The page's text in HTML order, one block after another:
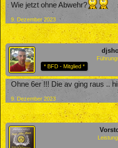
Wie jetzt ohne Abwehr?
9. Dezember 2023
* BFD - Mitglied *
Ohne 6er !!! Die av ging raus ..
9. Dezember 2023